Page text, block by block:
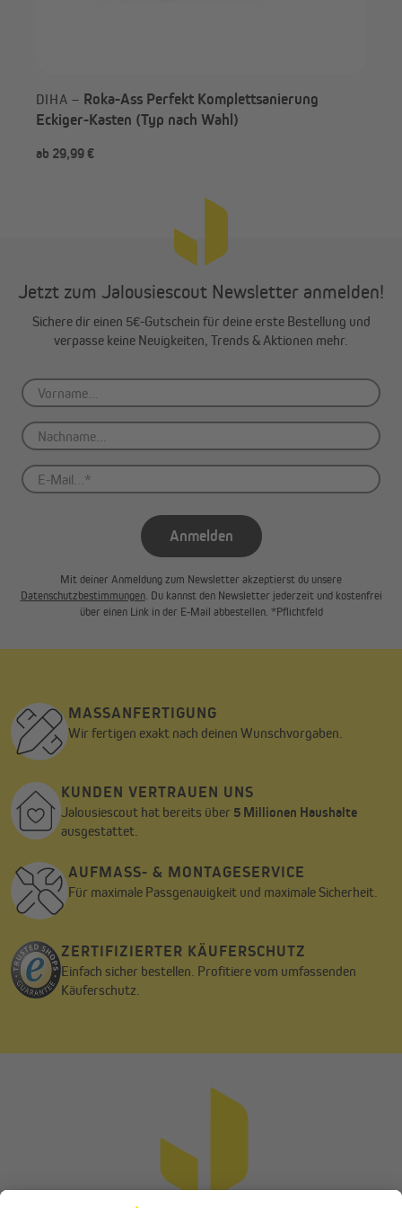
Rollladenkastens zu dämmen. Hierzu eignen sich die JAROLIFT
Rollladenkasten-Seitenteildämmungen 13 mm (300 x 330 mm)
besonders gut. Die Formteile werden einfach passend für die
Stirndeckel zurecht geschnitten und in den Rollladenkasten
PE-Dämmmatte
JAROLIFT wurde aus besonders hochwertigen Stoffen gefertigt
um bestmögliche Dämmungswerte zu erzielen. Die Matte lässt
sich zudem problemlos mit einem Cuttermesser auf die
Unsere JAROLIFT Dämmmatten 13 und 25 mm können
Dämmstärke von 38 mm. Unsere Verschlussdeckel-Dämmung
aus dem Hause JAROLIFT ist so ausgelegt, dass die Nut auf 38
mm erweitert werden kann. Achte beim Einbau darauf, dass
DIHA – Roka-Ass Perfekt Komplettsanierung
Eckiger-Kasten (Typ nach Wahl)
ab 29,99 €
Jetzt zum Jalousiescout Newsletter anmelden!
Sichere dir einen 5€-Gutschein für deine erste Bestellung und
verpasse keine Neuigkeiten, Trends & Aktionen mehr.
Anmelden
Mit deiner Anmeldung zum Newsletter akzeptierst du unsere
Datenschutzbestimmungen. Du kannst den Newsletter jederzeit und kostenfrei
über einen Link in der E-Mail abbestellen. *Pflichtfeld
MASSANFERTIGUNG
Wir fertigen exakt nach deinen Wunschvorgaben.
KUNDEN VERTRAUEN UNS
Jalousiescout hat bereits über 5 Millionen Haushalte
ausgestattet.
AUFMASS- & MONTAGESERVICE
Für maximale Passgenauigkeit und maximale Sicherheit.
ZERTIFIZIERTER KÄUFERSCHUTZ
Einfach sicher bestellen. Profitiere vom umfassenden
Käuferschutz.